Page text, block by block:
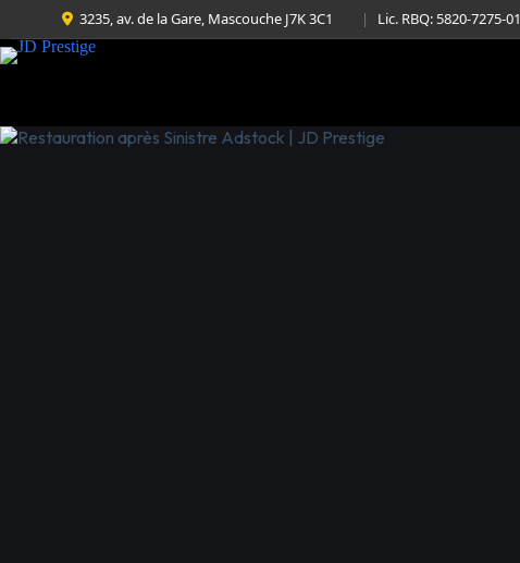
3235, av. de la Gare, Mascouche J7K 3C1 | Lic. RBQ: 5820-7275-01